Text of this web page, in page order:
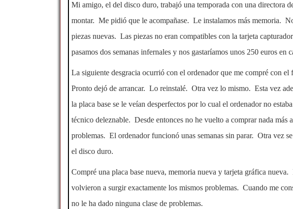
Mi amigo, el del disco duro, trabajó una temporada con una directora
montar. Me pidió que le acompañase. Le instalamos más memoria.
piezas nuevas. Las piezas no eran compatibles con la tarjeta
pasamos dos semanas infernales y nos gastaríamos unos 250 euros
La siguiente desgracia ocurrió con el ordenador que me compré con
Pronto dejó de arrancar. Lo reinstalé. Otra vez lo mismo. Esta vez
la placa base se le veían desperfectos por lo cual el ordenador no
técnico deleznable. Desde entonces no he vuelto a comprar nada
problemas. El ordenador funcionó unas semanas sin parar. Otra vez
el disco duro.
Compré una placa base nueva, memoria nueva y tarjeta gráfica
volvieron a surgir exactamente los mismos problemas. Cuando me
no le ha dado ninguna clase de problemas.